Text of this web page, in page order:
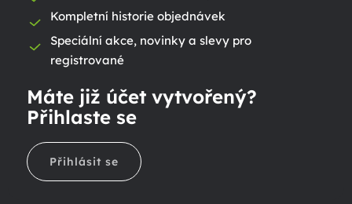
Kompletní historie objednávek
Speciální akce, novinky a slevy pro
registrované
Máte již účet vytvořený?
Přihlaste se
Přihlásit se